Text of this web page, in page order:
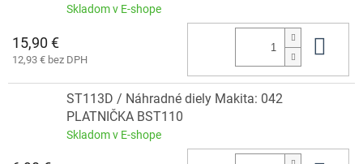
Skladom v E-shope
15,90 €
12,93 € bez DPH
ST113D / Náhradné diely Makita: 042
PLATNIČKA BST110
Skladom v E-shope